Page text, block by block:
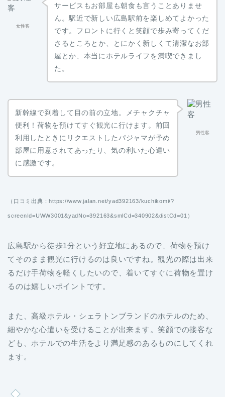
女性客
サービスもお部屋も朝食も言うことありませ
ん。駅近で新しい広島駅前を楽しめてよかった
です。フロントに行くと笑顔で歩み寄ってくだ
さるところとか、とにかく新しくて清潔なお部
屋とか、本当にホテルライフを満喫できまし
た。
男性客
新幹線で到着して目の前の立地。メチャクチャ
便利！荷物を預けてすぐ観光に行けます。前回
利用したときにリクエストしたパジャマが予め
部屋に用意されてあったり、気の利いた心遣い
に感激です。
（口コミ出典：https://www.jalan.net/yad392163/kuchikomi/?
screenId=UWW3001&yadNo=392163&smlCd=340902&distCd=01）
広島駅から徒歩1分という好立地にあるので、荷物を預け
てそのまま観光に行けるのは良いですね。観光の際は出来
るだけ手荷物を軽くしたいので、着いてすぐに荷物を置け
るのは嬉しいポイントです。
また、高級ホテル・シェラトンブランドのホテルのため、
細やかな心遣いを受けることが出来ます。笑顔での接客な
ども、ホテルでの生活をより満足感のあるものにしてくれ
ます。